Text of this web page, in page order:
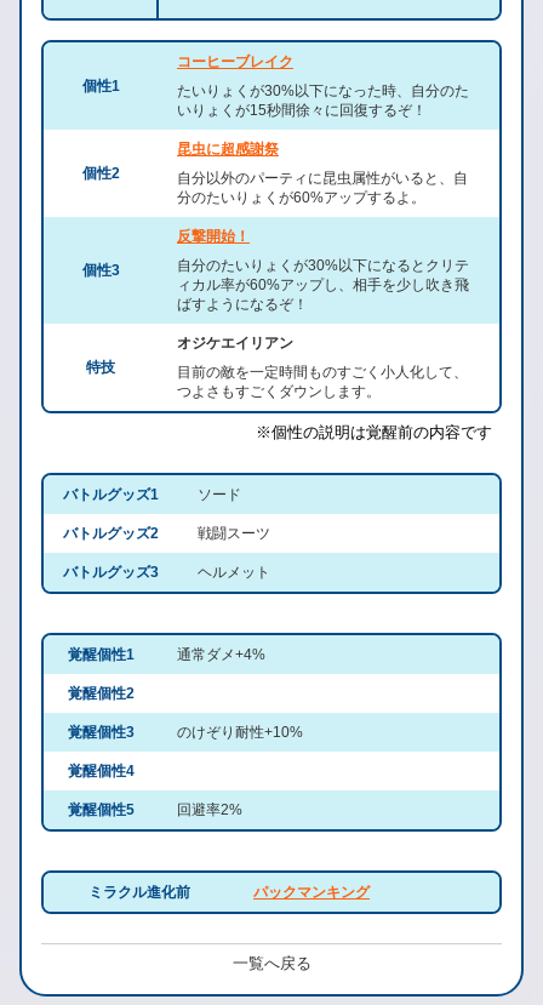
個性1
コーヒーブレイク
たいりょくが30%以下になった時、自分のた
いりょくが15秒間徐々に回復するぞ！
個性2
昆虫に超感謝祭
自分以外のパーティに昆虫属性がいると、自
分のたいりょくが60%アップするよ。
個性3
反撃開始！
自分のたいりょくが30%以下になるとクリテ
ィカル率が60%アップし、相手を少し吹き飛
ばすようになるぞ！
特技
オジケエイリアン
目前の敵を一定時間ものすごく小人化して、
つよさもすごくダウンします。
※個性の説明は覚醒前の内容です
バトルグッズ1 ソード
バトルグッズ2 戦闘スーツ
バトルグッズ3 ヘルメット
覚醒個性1 通常ダメ+4%
覚醒個性2
覚醒個性3 のけぞり耐性+10%
覚醒個性4
覚醒個性5 回避率2%
ミラクル進化前 パックマンキング
一覧へ戻る